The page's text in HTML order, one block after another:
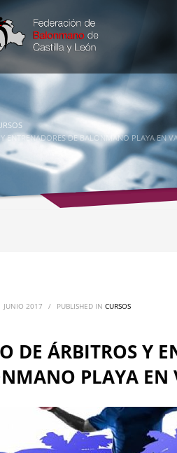
ENTRENADORES DE BALONMANO PLAYA EN
JUNIO 2017 / PUBLISHED IN CURSOS
DE ÁRBITROS Y
PLAYA EN